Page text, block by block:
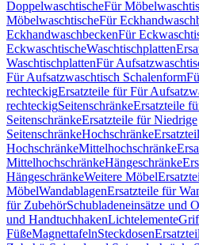
DoppelwaschtischeFür
MöbelwaschtischeFür
EckhandwaschbeckenFür
EckwaschtischeWaschtischplatten
WaschtischplattenFür
Für Aufsatzwaschtisch Schalenform
rechteckigErsatzteile für Für
rechteckigSeitenschränkeErsatzteile
SeitenschränkeErsatzteile für Niedrige
SeitenschränkeHochschränke
HochschränkeMittelhochschränke
MittelhochschränkeHängeschränke
HängeschränkeWeitere Möbel
MöbelWandablagenErsatzteile für
für ZubehörSchubladeneinsätze und
und HandtuchhakenLichtelemente
FüßeMagnettafelnSteckdosen